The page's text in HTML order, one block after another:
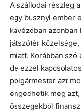
A szállodai részleg
egy busznyi ember
kávézóban
játszótér
miatt. Korábban
de ezzel
polgármester azt
engedhetik meg
összegekből